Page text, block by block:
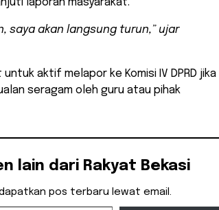
saya akan langsung turun,” ujar
aktif melapor ke Komisi IV DPRD jika
seragam oleh guru atau pihak
lain dari Rakyat Bekasi
pos terbaru lewat email.